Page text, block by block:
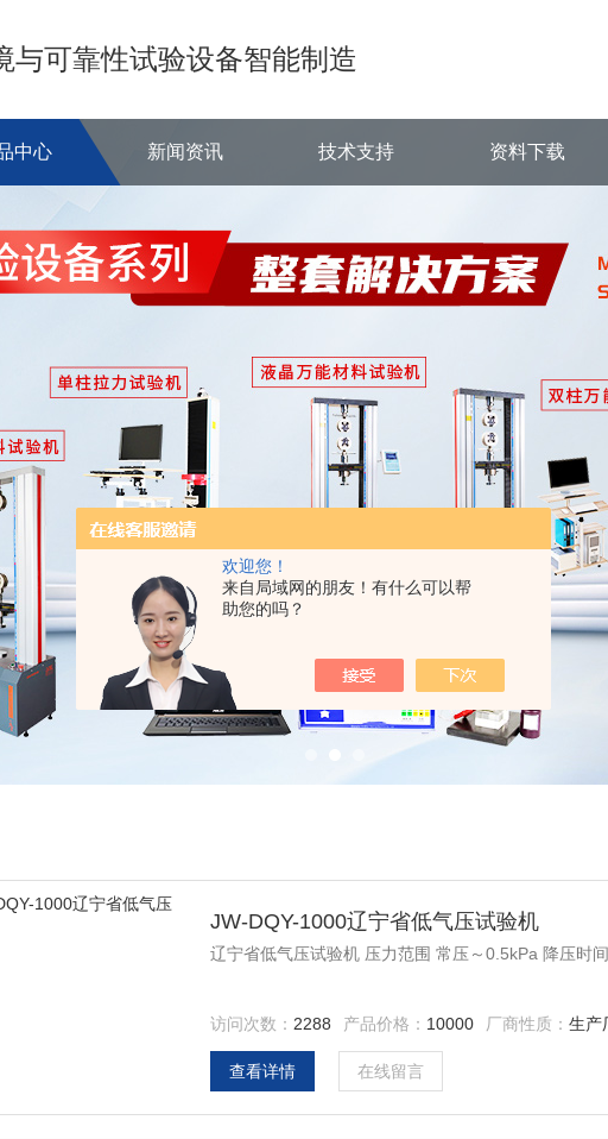
欢迎您！
来自局域网的朋友！有什么可以帮
助您的吗？
与可靠性试验设备智能制造
中心 新闻资讯 技术支持 资料下载
JW-DQY-1000辽宁省低气压试验机
辽宁省低气压试验机 压力范围 常压～0.5kPa 降压时
访问次数： 2288 产品价格： 10000 厂商性质： 生产
查看详情 在线留言